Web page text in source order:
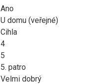
Ano
U domu (veřejné)
Cihla
4
5
5. patro
Velmi dobrý